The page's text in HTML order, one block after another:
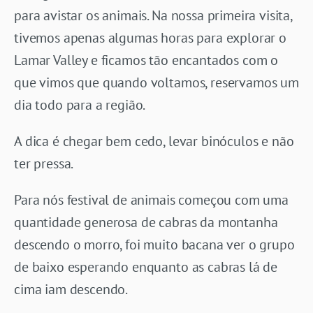
para avistar os animais. Na nossa primeira visita,
tivemos apenas algumas horas para explorar o
Lamar Valley e ficamos tão encantados com o
que vimos que quando voltamos, reservamos um
dia todo para a região.
A dica é chegar bem cedo, levar binóculos e não
ter pressa.
Para nós festival de animais começou com uma
quantidade generosa de cabras da montanha
descendo o morro, foi muito bacana ver o grupo
de baixo esperando enquanto as cabras lá de
cima iam descendo.